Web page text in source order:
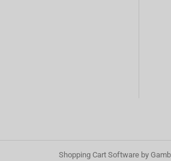
Shopping Cart Softwareby